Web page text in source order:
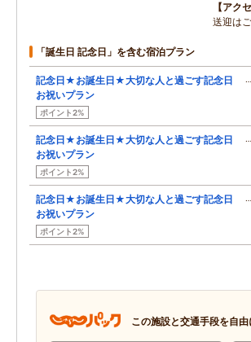
アク
送迎は
「誕生日 記念日」を含む宿泊プラン
記念日★お誕生日★大切な人と過ごす記念日
お祝いプラン
ポイント2%
記念日★お誕生日★大切な人と過ごす記念日
お祝いプラン
ポイント2%
記念日★お誕生日★大切な人と過ごす記念日
お祝いプラン
ポイント2%
この施設と交通手段を自